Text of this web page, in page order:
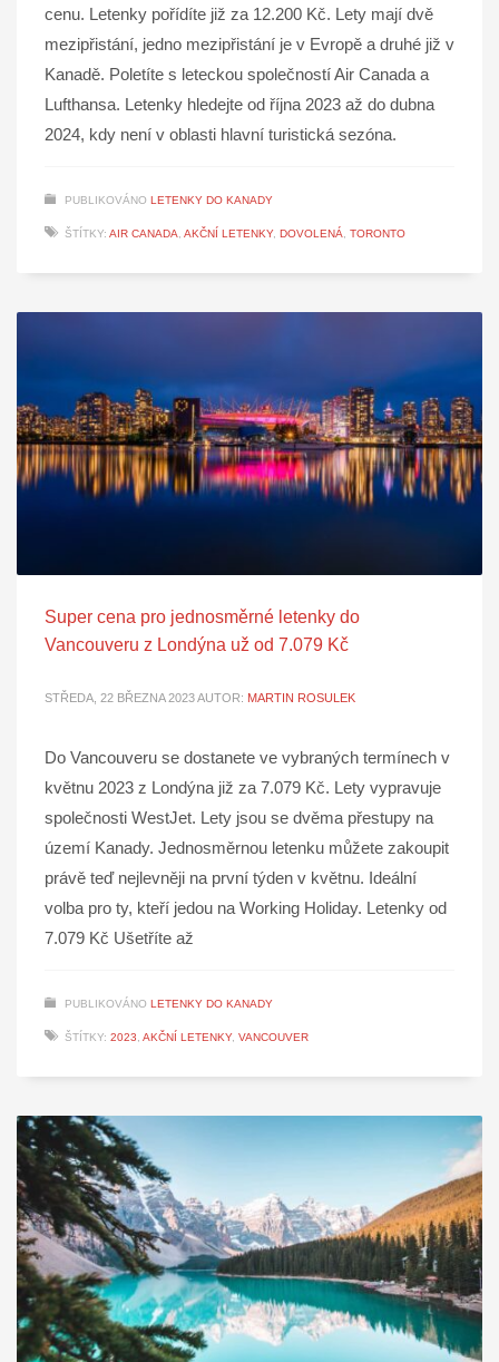
cenu. Letenky pořídíte již za 12.200 Kč. Lety mají dvě
mezipřistání, jedno mezipřistání je v Evropě a druhé již v
Kanadě. Poletíte s leteckou společností Air Canada a
Lufthansa. Letenky hledejte od října 2023 až do dubna
2024, kdy není v oblasti hlavní turistická sezóna.
PUBLIKOVÁNO LETENKY DO KANADY
ŠTÍTKY: AIR CANADA, AKČNÍ LETENKY, DOVOLENÁ, TORONTO
Super cena pro jednosměrné letenky do
Vancouveru z Londýna už od 7.079 Kč
STŘEDA, 22 BŘEZNA 2023AUTOR: MARTIN ROSULEK
Do Vancouveru se dostanete ve vybraných termínech v
květnu 2023 z Londýna již za 7.079 Kč. Lety vypravuje
společnosti WestJet. Lety jsou se dvěma přestupy na
území Kanady. Jednosměrnou letenku můžete zakoupit
právě teď nejlevněji na první týden v květnu. Ideální
volba pro ty, kteří jedou na Working Holiday. Letenky od
7.079 Kč Ušetříte až
PUBLIKOVÁNO LETENKY DO KANADY
ŠTÍTKY: 2023, AKČNÍ LETENKY, VANCOUVER